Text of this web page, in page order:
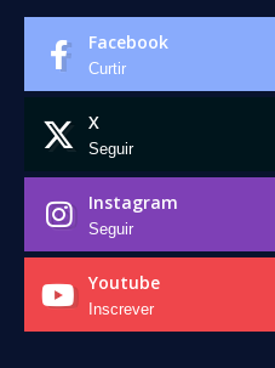
Facebook
Curtir
X
Seguir
Instagram
Seguir
Youtube
Inscrever